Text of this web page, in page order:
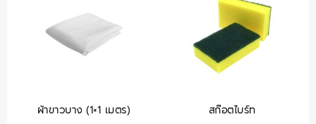
ผ้าขาวบาง (1×1 เมตร)
สก๊อตไบร์ท